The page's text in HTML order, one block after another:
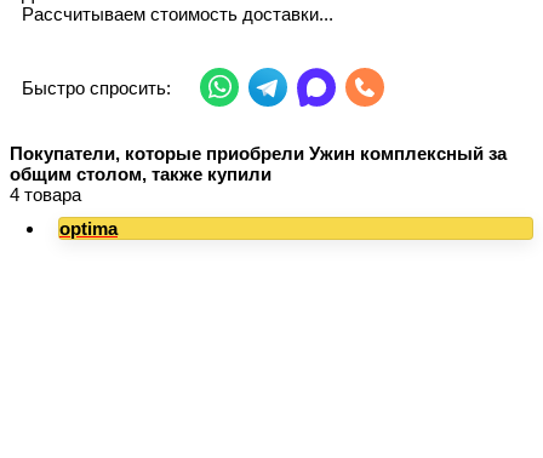
Рассчитываем стоимость доставки...
Быстро спросить:
Покупатели, которые приобрели Ужин комплексный за
общим столом, также купили
4 товара
optima